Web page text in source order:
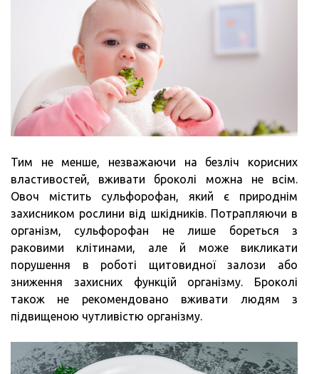
Тим не менше, незважаючи на безліч корисних
властивостей, вживати броколі можна не всім.
Овоч містить сульфорофан, який є природнім
захисником рослини від шкідників. Потрапляючи в
організм, сульфорофан не лише бореться з
раковими клітинами, але й може викликати
порушення в роботі щитовидної залози або
зниження захисних функцій організму. Броколі
також не рекомендовано вживати людям з
підвищеною чутливістю організму.